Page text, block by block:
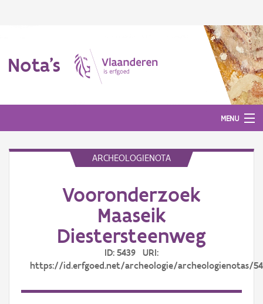
Nota's
MENU
ARCHEOLOGIENOTA
Vooronderzoek
Maaseik
Diestersteenweg
ID: 5439 URI:
https://id.erfgoed.net/archeologie/archeologienotas/